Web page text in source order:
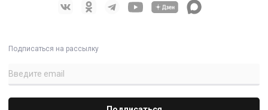
Подписаться на рассылку